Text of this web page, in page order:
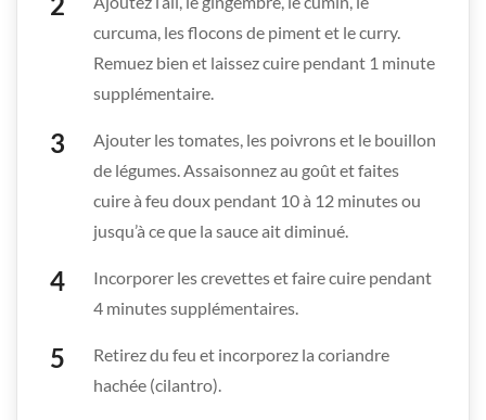
curcuma, les flocons de piment et le curry.
Remuez bien et laissez cuire pendant 1 minute
supplémentaire.
Ajouter les tomates, les poivrons et le bouillon
de légumes. Assaisonnez au goût et faites
cuire à feu doux pendant 10 à 12 minutes ou
jusqu’à ce que la sauce ait diminué.
Incorporer les crevettes et faire cuire pendant
4 minutes supplémentaires.
Retirez du feu et incorporez la coriandre
hachée (cilantro).